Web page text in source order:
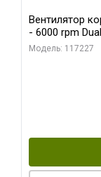
Вентилятор
- 6000 rpm Dual Ball
(ACFAN00185A)
Модель: 117227